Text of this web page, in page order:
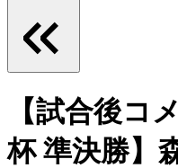
【試合後コ
杯 準決勝】